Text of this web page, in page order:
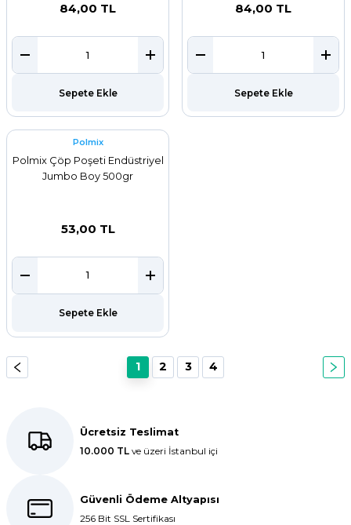
84,00 TL
Sepete Ekle
84,00 TL
Sepete Ekle
Polmix
Polmix Çöp Poşeti Endüstriyel
Jumbo Boy 500gr
53,00 TL
Sepete Ekle
1 2 3 4
Ücretsiz Teslimat
10.000 TL ve üzeri İstanbul içi
Güvenli Ödeme Altyapısı
256 Bit SSL Sertifikası